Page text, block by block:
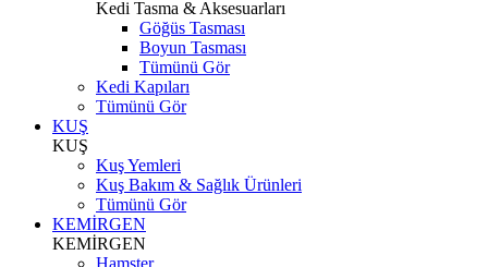
Kedi Tasma & Aksesuarları
Göğüs Tasması
Boyun Tasması
Tümünü Gör
Kedi Kapıları
Tümünü Gör
KUŞ
KUŞ
Kuş Yemleri
Kuş Bakım & Sağlık Ürünleri
Tümünü Gör
KEMİRGEN
KEMİRGEN
Hamster